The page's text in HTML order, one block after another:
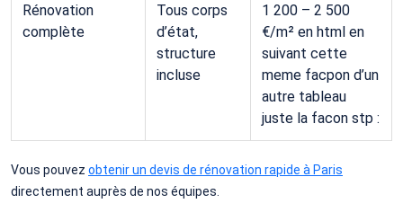
Rénovation
complète
Tous corps
d’état,
structure
incluse
1 200 – 2 500
€/m² en html en
suivant cette
meme facpon d’un
autre tableau
juste la facon stp :
Vous pouvez obtenir un devis de rénovation rapide à Paris
directement auprès de nos équipes.